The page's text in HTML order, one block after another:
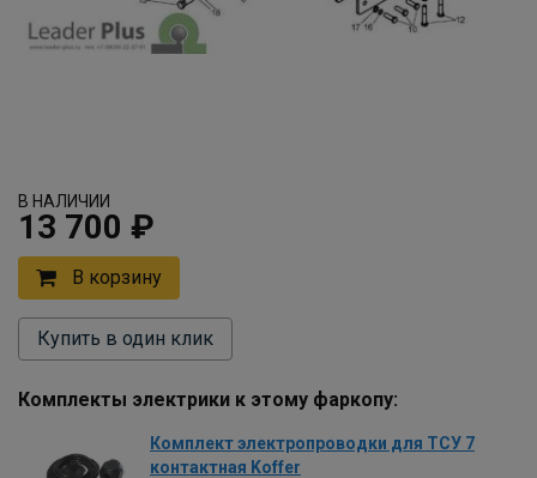
В НАЛИЧИИ
13 700 ₽
В корзину
Купить в один клик
Комплекты электрики к этому фаркопу:
Комплект электропроводки для ТСУ 7
контактная Koffer